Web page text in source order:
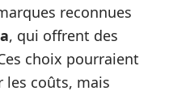
reconnues
, qui offrent des
choix pourraient
les coûts, mais